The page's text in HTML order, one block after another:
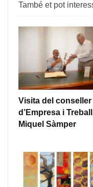
També et pot
Visita del conseller
d’Empresa i
Miquel Sàmper